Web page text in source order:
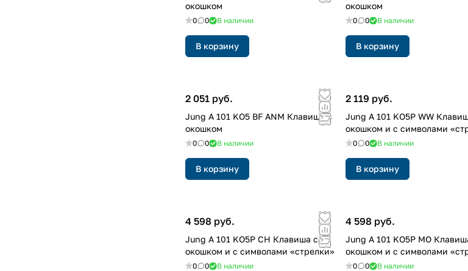
окошком
0 0 В наличии
В корзину
окошком
0 0 В наличии
В корзину
2 051 руб.
Jung A 101 KO5 BF ANM Клавиша с
окошком
0 0 В наличии
В корзину
2 119 руб.
Jung A 101 KO5P WW
окошком и с символами
0 0 В наличии
В корзину
4 598 руб.
Jung A 101 KO5P CH Клавиша с
окошком и с символами «стрелки»
0 0 В наличии
4 598 руб.
Jung A 101 KO5P MO
окошком и с символами
0 0 В наличии